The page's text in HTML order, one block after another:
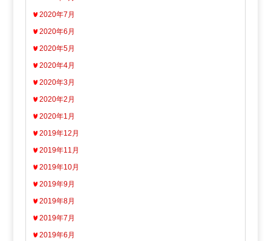
2020年7月
2020年6月
2020年5月
2020年4月
2020年3月
2020年2月
2020年1月
2019年12月
2019年11月
2019年10月
2019年9月
2019年8月
2019年7月
2019年6月